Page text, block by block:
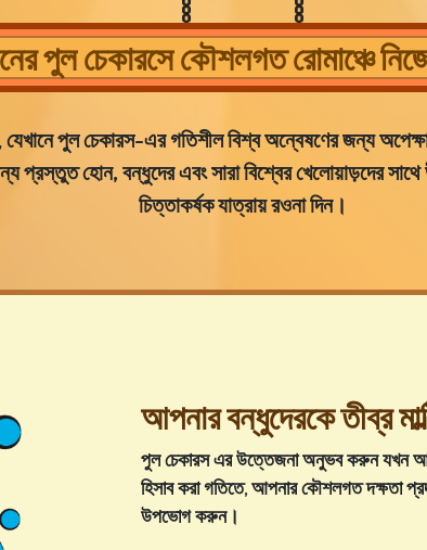
পুল চেকারসে কৌশলগত রোমাঞ্চে
পুল চেকারস-এর গতিশীল বিশ্ব অন্বেষণের জন্য
প্রস্তুত হোন, বন্ধুদেরএবং সারা বিশ্বের খেলোয়াড়দের
চিত্তাকর্ষক যাত্রায় রওনা দিন।
আপনার বন্ধুদেরকে তীব্র
পুল চেকারস এর উত্তেজনা অনুভব করুন যখন
হিসাব করা গতিতে, আপনার কৌশলগত দক্ষতা
উপভোগ করুন।